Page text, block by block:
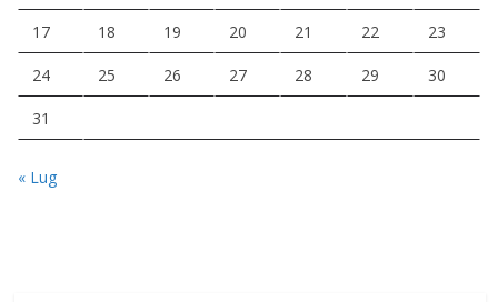
17 18 19 20 21 22 23
24 25 26 27 28 29 30
31
« Lug